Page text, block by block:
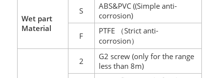
Wet part
Material
S
ABS&PVC ((Simple anti-
corrosion)
F
PTFE （Strict anti-
corrosion）
2
G2 screw (only for the range
less than 8m)